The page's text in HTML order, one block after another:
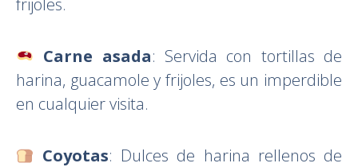
frijoles.
Carne asada: Servida con tortillas de
harina, guacamole y frijoles, es un imperdible
en cualquier visita.
Coyotas: Dulces de harina rellenos de